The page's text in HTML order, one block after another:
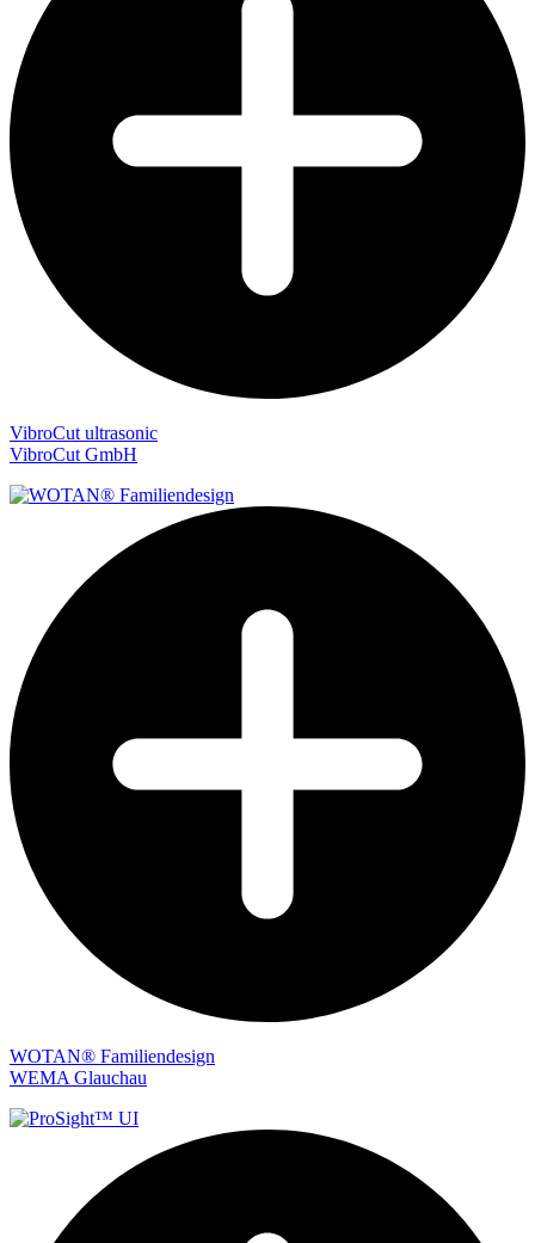
VibroCut ultrasonic
VibroCut GmbH
WOTAN® Familiendesign
WEMA Glauchau